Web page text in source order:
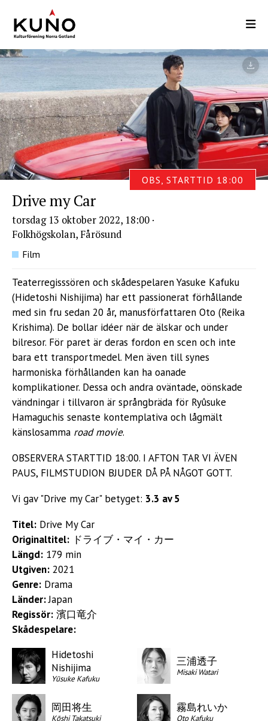
till
huvudinnehåll
Drive my Car
torsdag 13 oktober 2022, 18:00 ·
Folkhögskolan, Fårösund
OBS, STARTTID 18:00
Film
Teaterregisssören och skådespelaren Yasuke Kafuku
(Hidetoshi Nishijima) har ett passionerat förhållande
med sin fru sedan 20 år, manusförfattaren Oto (Reika
Krishima). De bollar idéer när de älskar och under
bilresor. För paret är deras fordon en scen och inte
bara ett transportmedel. Men även till synes
harmoniska förhållanden kan ha oanade
komplikationer. Dessa och andra oväntade, oönskade
vändningar i tillvaron är språngbräda för Ryûsuke
Hamaguchis senaste kontemplativa och lågmält
känslosamma road movie.
OBSERVERA STARTTID 18:00. I AFTON TAR VI ÄVEN
PAUS, FILMSTUDION BJUDER DÅ PÅ NÅGOT GOTT.
Vi gav "Drive my Car" betyget: 3.3 av 5
Titel: Drive My Car
Originaltitel: ドライブ・マイ・カー
Längd: 179 min
Utgiven: 2021
Genre: Drama
Länder:Japan
Regissör: 濱口竜介
Skådespelare:
Hidetoshi
Nishijima
Yūsuke Kafuku
三浦透子
Misaki Watari
岡田将生
Kōshi Takatsuki
霧島れいか
Oto Kafuku